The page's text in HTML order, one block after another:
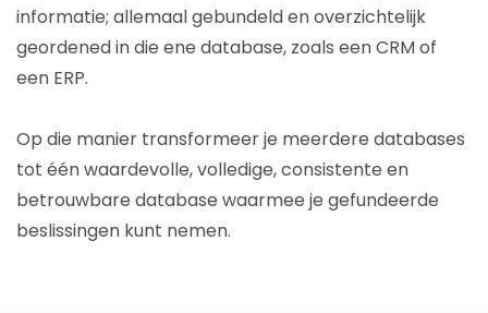
informatie; allemaal gebundeld en overzichtelijk
geordened in die ene database, zoals een CRM of
een ERP.
Op die manier transformeer je meerdere databases
tot één waardevolle, volledige, consistente en
betrouwbare database waarmee je gefundeerde
beslissingen kunt nemen.